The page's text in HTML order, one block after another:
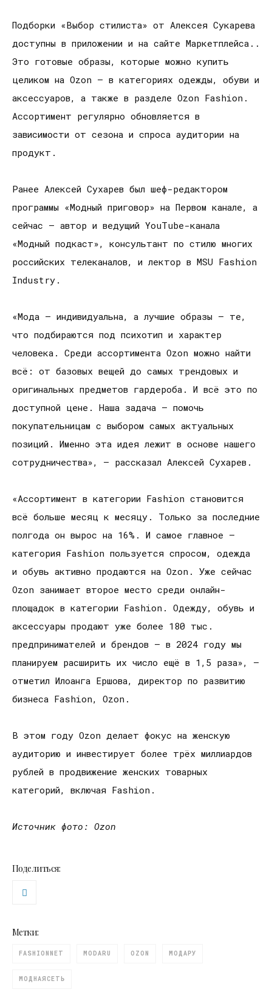
Подборки «Выбор стилиста» от Алексея Сукарева
доступны в приложении и на сайте Маркетплейса..
Это готовые образы, которые можно купить
целиком на Ozon – в категориях одежды, обуви и
аксессуаров, а также в разделе Ozon Fashion.
Ассортимент регулярно обновляется в
зависимости от сезона и спроса аудитории на
продукт.
Ранее Алексей Сухарев был шеф-редактором
программы «Модный приговор» на Первом канале, а
сейчас — автор и ведущий YouTube-канала
«Модный подкаст», консультант по стилю многих
российских телеканалов, и лектор в MSU Fashion
Industry.
«Мода — индивидуальна, а лучшие образы — те,
что подбираются под психотип и характер
человека. Среди ассортимента Ozon можно найти
всё: от базовых вещей до самых трендовых и
оригинальных предметов гардероба. И всё это по
доступной цене. Наша задача — помочь
покупательницам с выбором самых актуальных
позиций. Именно эта идея лежит в основе нашего
сотрудничества», — рассказал Алексей Сухарев.
«Ассортимент в категории Fashion становится
всё больше месяц к месяцу. Только за последние
полгода он вырос на 16%. И самое главное —
категория Fashion пользуется спросом, одежда
и обувь активно продаются на Ozon. Уже сейчас
Ozon занимает второе место среди онлайн-
площадок в категории Fashion. Одежду, обувь и
аксессуары продают уже более 180 тыс.
предпринимателей и брендов — в 2024 году мы
планируем расширить их число ещё в 1,5 раза», —
отметил Илоанга Ершова, директор по развитию
бизнеса Fashion, Ozon.
В этом году Ozon делает фокус на женскую
аудиторию и инвестирует более трёх миллиардов
рублей в продвижение женских товарных
категорий, включая Fashion.
Источник фото: Ozon
Поделиться:
Метки:
FASHIONNET MODARU OZON МОДАРУ
МОДНАЯСЕТЬ